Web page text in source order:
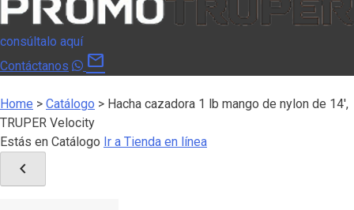
consúltalo aquí
Contáctanos
mail
Home > Catálogo > Hacha cazadora 1 lb mango de nylon de 14′,
TRUPER Velocity
Estás en Catálogo Ir a Tienda en línea
chevron_left